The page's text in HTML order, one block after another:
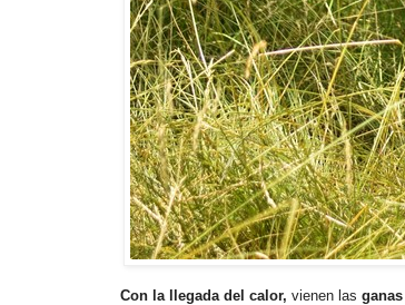
Con la llegada del calor, vienen las